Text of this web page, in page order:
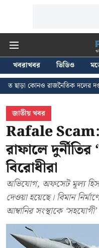
খবরাখবর ভিডিও
দলের দপ্তরে পুলিশ ঢুকতে
জাতীয় খবর
Rafale Scam:
রাফালে
বিরোধীরা
অভিযোগ, অফসেট মূল্য
দেওয়া হয়েছে। বিমান
আম্বানির সংস্থাকে